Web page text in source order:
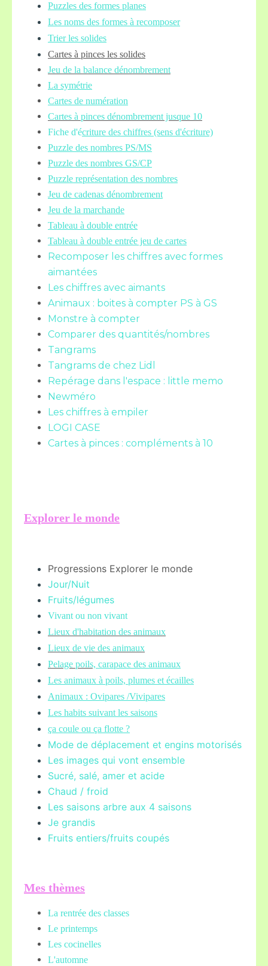
Puzzles des formes planes
Les noms des formes à recomposer
Trier les solides
Cartes à pinces les solides
Jeu de la balance dénombrement
La symétrie
Cartes de numération
Cartes à pinces dénombrement jusque 10
Fiche d'écriture des chiffres (sens d'écriture)
Puzzle des nombres PS/MS
Puzzle des nombres GS/CP
Puzzle représentation des nombres
Jeu de cadenas dénombrement
Jeu de la marchande
Tableau à double entrée
Tableau à double entrée jeu de cartes
Recomposer les chiffres avec formes
aimantées
Les chiffres avec aimants
Animaux : boites à compter PS à GS
Monstre à compter
Comparer des quantités/nombres
Tangrams
Tangrams de chez Lidl
Repérage dans l'espace : little memo
Newméro
Les chiffres à empiler
LOGI CASE
Cartes à pinces : compléments à 10
Explorer le monde
Progressions Explorer le monde
Jour/Nuit
Fruits/légumes
Vivant ou non vivant
Lieux d'habitation des animaux
Lieux de vie des animaux
Pelage poils, carapace des animaux
Les animaux à poils, plumes et écailles
Animaux : Ovipares /Vivipares
Les habits suivant les saisons
ça coule ou ça flotte ?
Mode de déplacement et engins motorisés
Les images qui vont ensemble
Sucré, salé, amer et acide
Chaud / froid
Les saisons arbre aux 4 saisons
Je grandis
Fruits entiers/fruits coupés
Mes thèmes
La rentrée des classes
Le printemps
Les cocinelles
L'automne